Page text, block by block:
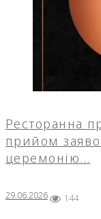
Ресторанна
прийом
церемонію…
29.06.2026 144